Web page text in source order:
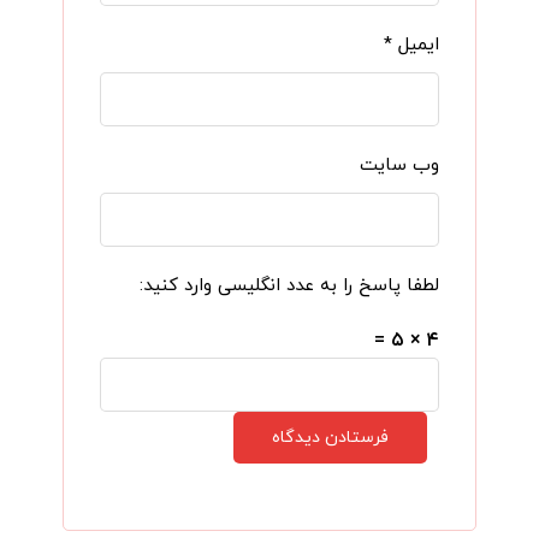
ایمیل*
وب‌ سایت
لطفا پاسخ را به عدد انگلیسی وارد کنید:
۴ × ۵ =